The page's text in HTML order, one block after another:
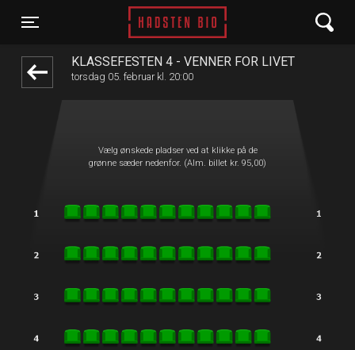
Toggle navigation
Hadsten Bio
KLASSEFESTEN 4 - VENNER FOR LIVET
torsdag 05. februar kl. 20:00
Vælg ønskede pladser ved at klikke på de
grønne sæder nedenfor. (Alm. billet kr. 95,00)
1step-front02 035224